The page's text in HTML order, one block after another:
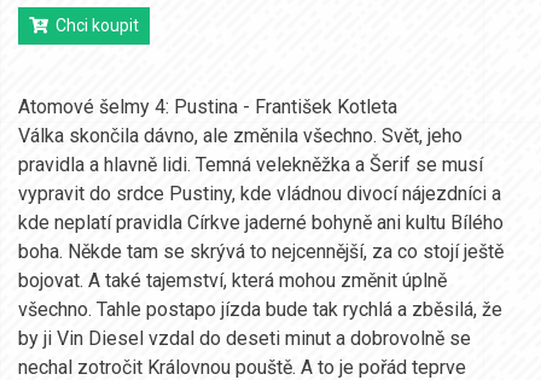
Chci koupit
Atomové šelmy 4: Pustina - František Kotleta
Válka skončila dávno, ale změnila všechno. Svět, jeho
pravidla a hlavně lidi. Temná velekněžka a Šerif se musí
vypravit do srdce Pustiny, kde vládnou divocí nájezdníci a
kde neplatí pravidla Církve jaderné bohyně ani kultu Bílého
boha. Někde tam se skrývá to nejcennější, za co stojí ještě
bojovat. A také tajemství, která mohou změnit úplně
všechno. Tahle postapo jízda bude tak rychlá a zběsilá, že
by ji Vin Diesel vzdal do deseti minut a dobrovolně se
nechal zotročit Královnou pouště. A to je pořád teprve